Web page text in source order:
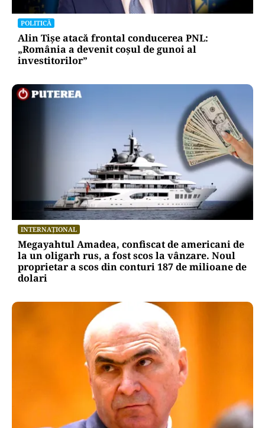
POLITICĂ
Alin Tișe atacă frontal conducerea PNL:
„România a devenit coșul de gunoi al
investitorilor”
INTERNAȚIONAL
Megayahtul Amadea, confiscat de americani de
la un oligarh rus, a fost scos la vânzare. Noul
proprietar a scos din conturi 187 de milioane de
dolari